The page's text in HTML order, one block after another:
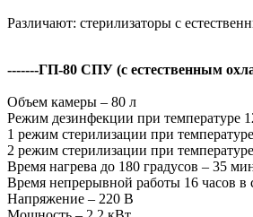
Различают: стерилизаторы с
-------ГП-80 СПУ (с естественным
Объем камеры – 80 л
Режим дезинфекции при температуре
1 режим стерилизации при
2 режим стерилизации при
Время нагрева до 180 градусов – 35
Время непрерывной работы 16 часов в
Напряжение – 220 В